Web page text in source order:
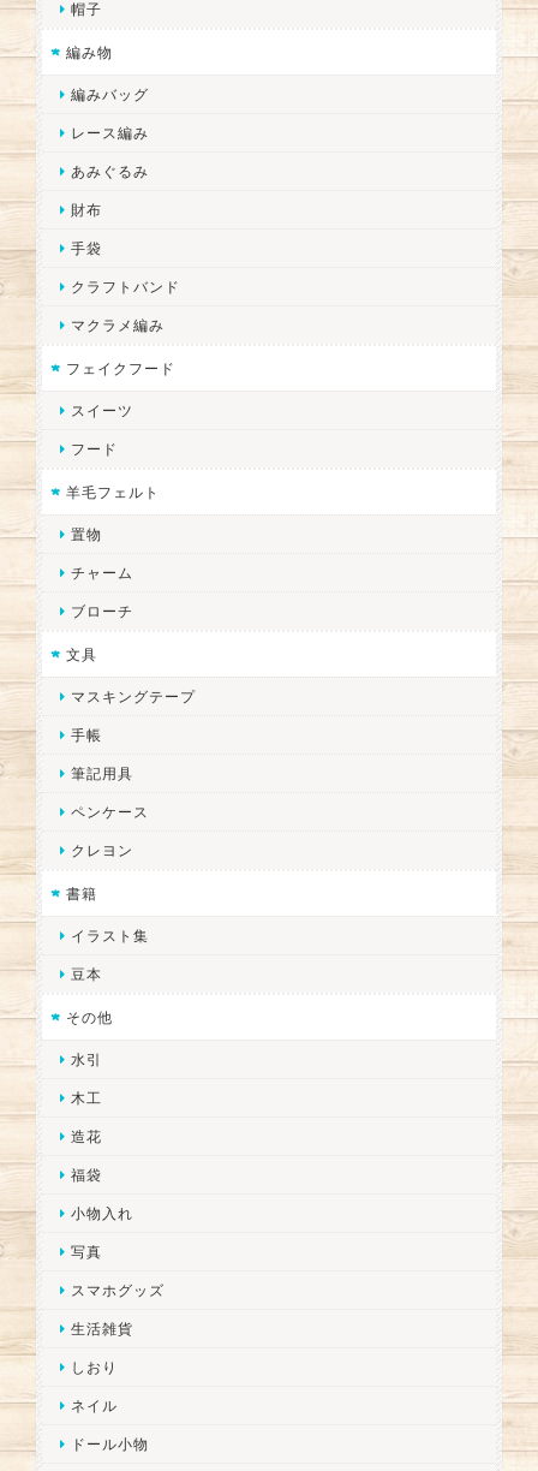
帽子
編み物
編みバッグ
レース編み
あみぐるみ
財布
手袋
クラフトバンド
マクラメ編み
フェイクフード
スイーツ
フード
羊毛フェルト
置物
チャーム
ブローチ
文具
マスキングテープ
手帳
筆記用具
ペンケース
クレヨン
書籍
イラスト集
豆本
その他
水引
木工
造花
福袋
小物入れ
写真
スマホグッズ
生活雑貨
しおり
ネイル
ドール小物